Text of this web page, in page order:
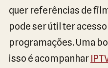
quer referências de
pode ser útil ter
programações. Uma
isso é acompanhar